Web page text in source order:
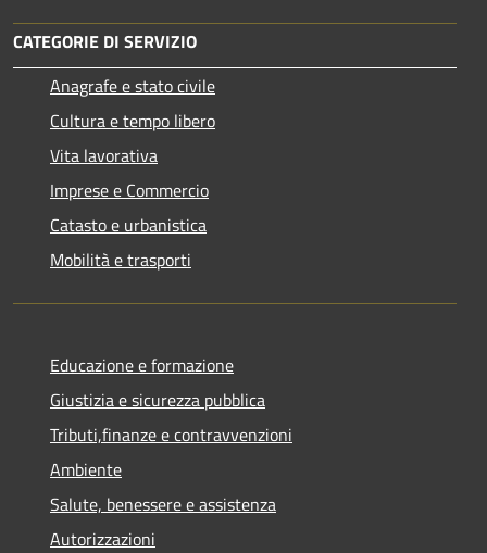
CATEGORIE DI SERVIZIO
Anagrafe e stato civile
Cultura e tempo libero
Vita lavorativa
Imprese e Commercio
Catasto e urbanistica
Mobilità e trasporti
Educazione e formazione
Giustizia e sicurezza pubblica
Tributi,finanze e contravvenzioni
Ambiente
Salute, benessere e assistenza
Autorizzazioni